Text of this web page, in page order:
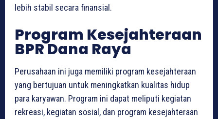
lebih stabil secara finansial.
Program Kesejahteraan
BPR Dana Raya
Perusahaan ini juga memiliki program kesejahteraan
yang bertujuan untuk meningkatkan kualitas hidup
para karyawan. Program ini dapat meliputi kegiatan
rekreasi, kegiatan sosial, dan program kesejahteraan